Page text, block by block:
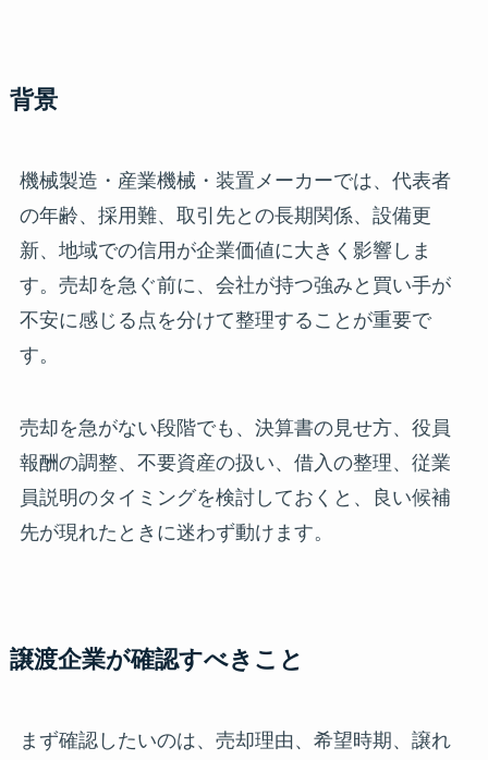
背景
機械製造・産業機械・装置メーカーでは、代表者
の年齢、採用難、取引先との長期関係、設備更
新、地域での信用が企業価値に大きく影響しま
す。売却を急ぐ前に、会社が持つ強みと買い手が
不安に感じる点を分けて整理することが重要で
す。
売却を急がない段階でも、決算書の見せ方、役員
報酬の調整、不要資産の扱い、借入の整理、従業
員説明のタイミングを検討しておくと、良い候補
先が現れたときに迷わず動けます。
譲渡企業が確認すべきこと
まず確認したいのは、売却理由、希望時期、譲れ